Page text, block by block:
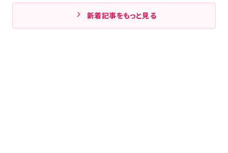
新着記事をもっと見る